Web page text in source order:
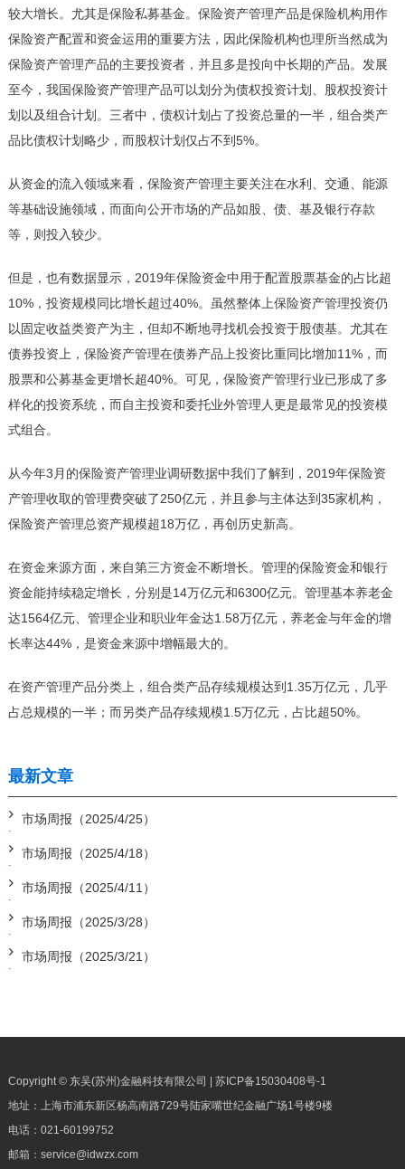
较大增长。尤其是保险私募基金。保险资产管理产品是保险机构用作
保险资产配置和资金运用的重要方法，因此保险机构也理所当然成为
保险资产管理产品的主要投资者，并且多是投向中长期的产品。发展
至今，我国保险资产管理产品可以划分为债权投资计划、股权投资计
划以及组合计划。三者中，债权计划占了投资总量的一半，组合类产
品比债权计划略少，而股权计划仅占不到5%。
从资金的流入领域来看，保险资产管理主要关注在水利、交通、能源
等基础设施领域，而面向公开市场的产品如股、债、基及银行存款
等，则投入较少。
但是，也有数据显示，2019年保险资金中用于配置股票基金的占比超
10%，投资规模同比增长超过40%。虽然整体上保险资产管理投资仍
以固定收益类资产为主，但却不断地寻找机会投资于股债基。尤其在
债券投资上，保险资产管理在债券产品上投资比重同比增加11%，而
股票和公募基金更增长超40%。可见，保险资产管理行业已形成了多
样化的投资系统，而自主投资和委托业外管理人更是最常见的投资模
式组合。
从今年3月的保险资产管理业调研数据中我们了解到，2019年保险资
产管理收取的管理费突破了250亿元，并且参与主体达到35家机构，
保险资产管理总资产规模超18万亿，再创历史新高。
在资金来源方面，来自第三方资金不断增长。管理的保险资金和银行
资金能持续稳定增长，分别是14万亿元和6300亿元。管理基本养老金
达1564亿元、管理企业和职业年金达1.58万亿元，养老金与年金的增
长率达44%，是资金来源中增幅最大的。
在资产管理产品分类上，组合类产品存续规模达到1.35万亿元，几乎
占总规模的一半；而另类产品存续规模1.5万亿元，占比超50%。
最新文章
市场周报（2025/4/25）
市场周报（2025/4/18）
市场周报（2025/4/11）
市场周报（2025/3/28）
市场周报（2025/3/21）
Copyright © 东吴(苏州)金融科技有限公司 | 苏ICP备15030408号-1
地址：上海市浦东新区杨高南路729号陆家嘴世纪金融广场1号楼9楼
电话： 021-60199752
邮箱： service@idwzx.com